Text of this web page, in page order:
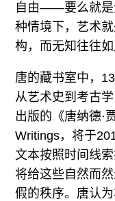
自由——要么就是
种情境下，艺术
构，而无知往往如
唐的藏书室中，
从艺术史到考古
出版的《唐纳德·
Writings，将于
文本按照时间线
将给这些自然而
假的秩序。唐认